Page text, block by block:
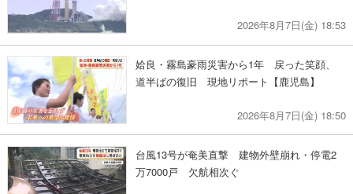
2026年8月7日(金) 18:53
姶良・霧島豪雨災害から1年 戻った笑顔、
道半ばの復旧 現地リポート【鹿児島】
2026年8月7日(金) 18:50
台風13号が奄美直撃 建物外壁崩れ・停電2
万7000戸 欠航相次ぐ